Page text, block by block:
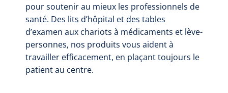
pour soutenir au mieux les professionnels de
santé. Des lits d’hôpital et des tables
d’examen aux chariots à médicaments et lève-
personnes, nos produits vous aident à
travailler efficacement, en plaçant toujours le
patient au centre.